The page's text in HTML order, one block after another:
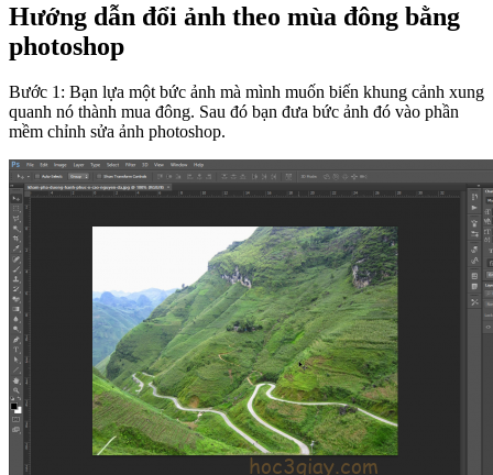
Hướng dẫn đổi ảnh theo mùa đông bằng
photoshop
Bước 1: Bạn lựa một bức ảnh mà mình muốn biến khung cảnh xung
quanh nó thành mua đông. Sau đó bạn đưa bức ảnh đó vào phần
mềm chỉnh sửa ảnh photoshop.